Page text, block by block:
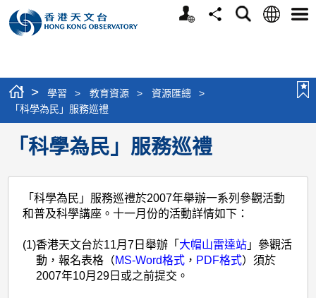
個
分
搜
語
選
> 學習 > 教育資源 > 資源匯總
>
「科學為民」服務巡禮
「科學為民」服務巡禮
「科學為民」服務巡禮於2007年舉辦一系列參觀活動
和普及科學講座。十一月份的活動詳情如下：
(1)香港天文台於11月7日舉辦「 大帽山雷達站 」參觀活
動，報名表格（MS-Word格式 ， PDF格式）須於
2007年10月29日或之前提交。